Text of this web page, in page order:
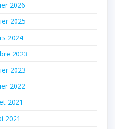
2026
2025
2024
2023
2023
2022
2021
2021